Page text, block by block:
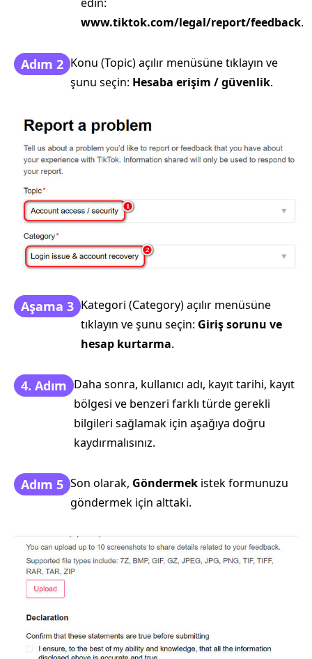
www.tiktok.com/legal/report/feedback.
Adım 2 Konu (Topic) açılır menüsüne tıklayın ve
şunu seçin: Hesaba erişim / güvenlik.
Aşama 3 Kategori (Category) açılır menüsüne
tıklayın ve şunu seçin: Giriş sorunu ve
hesap kurtarma.
4. Adım Daha sonra, kullanıcı adı, kayıt tarihi, kayıt
bölgesi ve benzeri farklı türde gerekli
bilgileri sağlamak için aşağıya doğru
kaydırmalısınız.
Adım 5 Son olarak, Göndermek istek formunuzu
göndermek için alttaki.